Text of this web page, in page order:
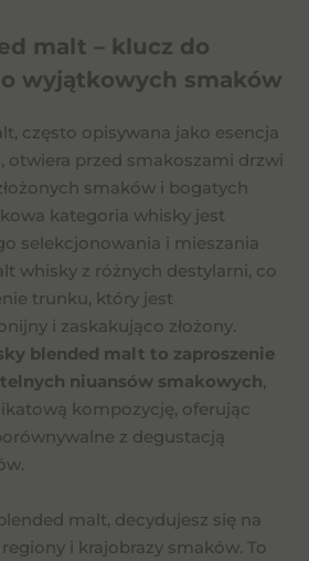
malt – klucz do
wyjątkowych smaków
często opisywana jako esencja
otwiera przed smakoszami drzwi
smaków i bogatych
kategoria whisky jest
selekcjonowania i mieszania
whisky z różnych destylarni, co
trunku, który jest
i zaskakująco złożony.
blended malt to zaproszenie
niuansów smakowych,
kompozycję, oferując
z degustacją
malt, decydujesz się na
i krajobrazy smaków. To